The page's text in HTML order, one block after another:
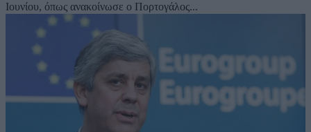
Ιουνίου, όπως ανακοίνωσε ο Πορτογάλος...